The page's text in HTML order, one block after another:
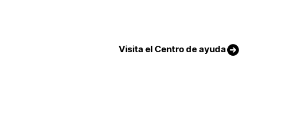
Visita el Centro de ayuda